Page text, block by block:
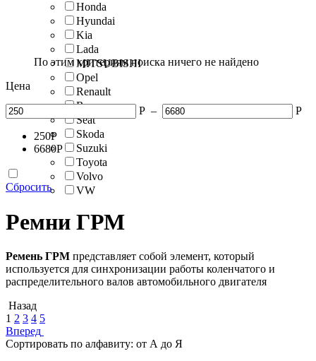
Honda
Hyundai
Kia
Lada
MITSUBISHI
Opel
Renault
Rover
Seat
Skoda
Suzuki
Toyota
Volvo
VW
По этим критериям поиска ничего не найдено
Цена
Р – Р
250Р
6680Р
Сбросить
Ремни ГРМ
Ремень ГРМ представляет собой элемент, который
используется для синхронизации работы коленчатого и
распределительного валов автомобильного двигателя
Назад
1 2 3 4 5
Вперед
Сортировать по алфавиту: от А до Я